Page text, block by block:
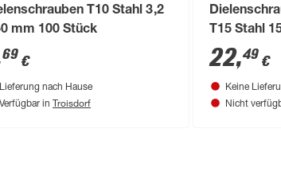
T10 Stahl 3,2
mm 100 Stück
69 €
Lieferung nach Hause
Verfügbar in Troisdorf
T15 Stahl
mm
22,49€
Keine
Nicht